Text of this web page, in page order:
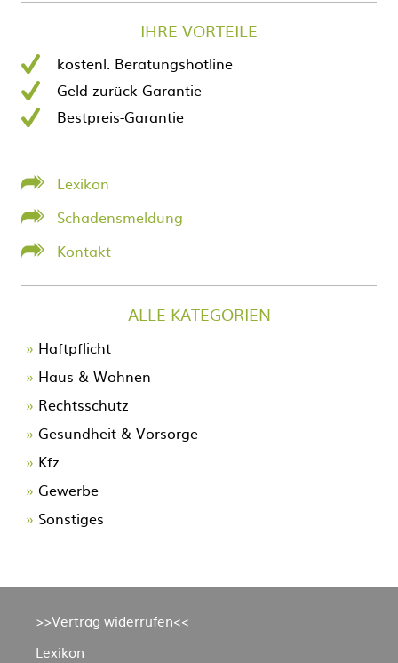
IHRE VORTEILE
kostenl. Beratungshotline
Geld-zurück-Garantie
Bestpreis-Garantie
Lexikon
Schadensmeldung
Kontakt
ALLE KATEGORIEN
Navigation
überspringen
Haftpflicht
Haus & Wohnen
Rechtsschutz
Gesundheit & Vorsorge
Kfz
Gewerbe
Sonstiges
>>Vertrag widerrufen<<
Lexikon